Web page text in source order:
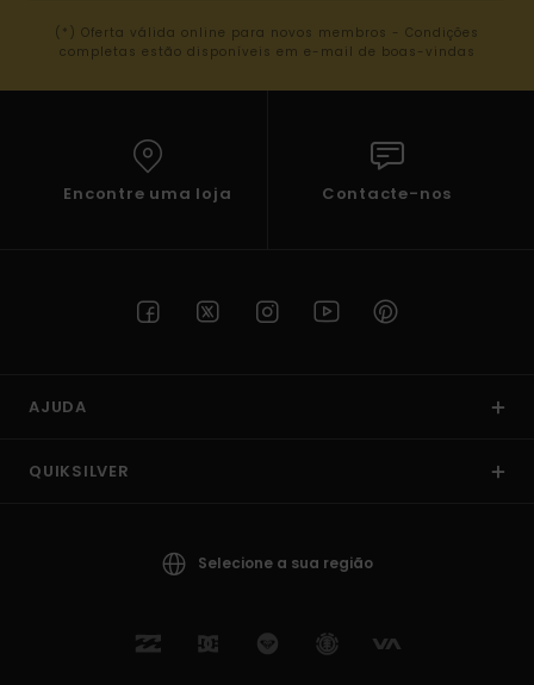
(*) Oferta válida online para novos membros - Condições
completas estão disponíveis em e-mail de boas-vindas
Encontre uma loja Contacte-nos
AJUDA
QUIKSILVER
Selecione a sua região